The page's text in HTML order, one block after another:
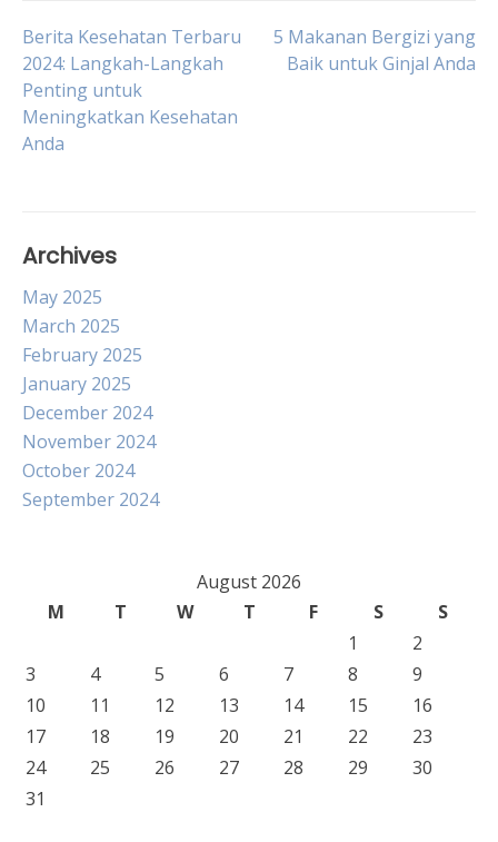
Post
navigation
Berita Kesehatan Terbaru
2024: Langkah-Langkah
Penting untuk
Meningkatkan Kesehatan
Anda
5 Makanan Bergizi yang
Baik untuk Ginjal Anda
Archives
May 2025
March 2025
February 2025
January 2025
December 2024
November 2024
October 2024
September 2024
August 2026
M
T W T F S
S
1
2
3
4 5 6 7 8
9
10
11 12 13 14 15
16
17
18 19 20 21 22
23
24
25 26 27 28 29
30
31